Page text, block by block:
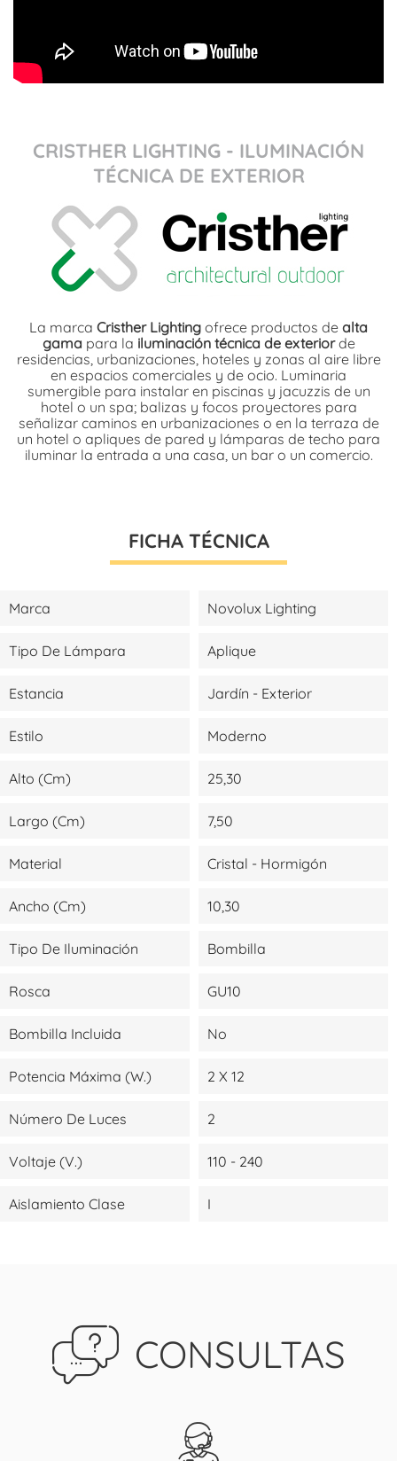
CRISTHER LIGHTING - ILUMINACIÓN
TÉCNICA DE EXTERIOR
La marca Cristher Lighting ofrece productos de alta
gama para la iluminación técnica de exteriorde
residencias, urbanizaciones, hoteles y zonas al aire libre
en espacios comerciales y de ocio. Luminaria
sumergible para instalar en piscinas y jacuzzis de un
hotel o un spa; balizas y focos proyectores para
señalizar caminos en urbanizaciones o en la terraza de
un hotel o apliques de pared y lámparas de techo para
iluminar la entrada a una casa, un bar o un comercio.
FICHA TÉCNICA
Marca Novolux Lighting
Tipo De Lámpara Aplique
Estancia Jardín - Exterior
Estilo Moderno
Alto (cm) 25,30
Largo (cm) 7,50
Material Cristal - Hormigón
Ancho (cm) 10,30
Tipo De Iluminación Bombilla
Rosca GU10
Bombilla Incluida No
Potencia Máxima (W.) 2 X 12
Número De Luces 2
Voltaje (V.) 110 - 240
Aislamiento Clase I
CONSULTAS